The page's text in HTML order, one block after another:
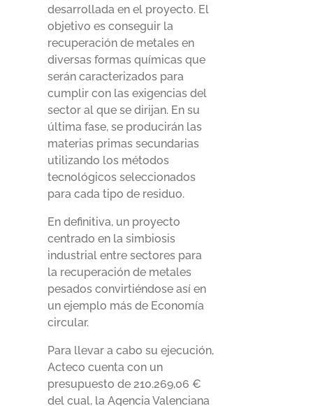
desarrollada en el proyecto. El
objetivo es conseguir la
recuperación de metales en
diversas formas químicas que
serán caracterizados para
cumplir con las exigencias del
sector al que se dirijan. En su
última fase, se producirán las
materias primas secundarias
utilizando los métodos
tecnológicos seleccionados
para cada tipo de residuo.
En definitiva, un proyecto
centrado en la simbiosis
industrial entre sectores para
la recuperación de metales
pesados convirtiéndose así en
un ejemplo más de Economía
circular.
Para llevar a cabo su ejecución,
Acteco cuenta con un
presupuesto de 210.269,06 €
del cual, la Agencia Valenciana